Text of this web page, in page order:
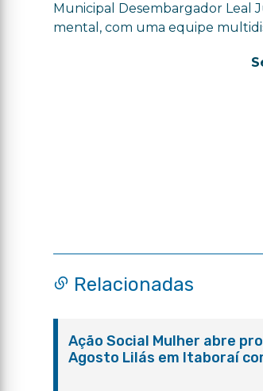
Municipal Desembargador Leal
mental, com uma equipe
Relacionadas
Ação Social Mulher abre
Agosto Lilás em Itaboraí